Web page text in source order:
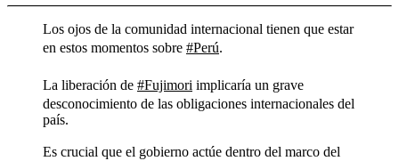
Los ojos de la comunidad internacional tienen que estar
en estos momentos sobre #Perú.
La liberación de #Fujimori implicaría un grave
desconocimiento de las obligaciones internacionales del
país.
Es crucial que el gobierno actúe dentro del marco del